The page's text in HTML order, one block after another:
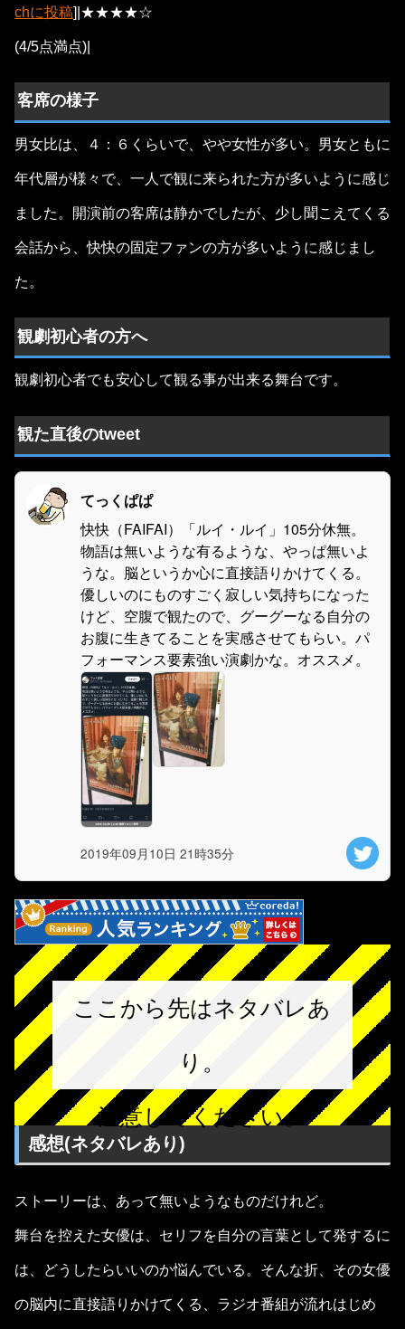
chに投稿]|★★★★☆
(4/5点満点)|
客席の様子
男女比は、４：６くらいで、やや女性が多い。男女ともに
年代層が様々で、一人で観に来られた方が多いように感じ
ました。開演前の客席は静かでしたが、少し聞こえてくる
会話から、快快の固定ファンの方が多いように感じまし
た。
観劇初心者の方へ
観劇初心者でも安心して観る事が出来る舞台です。
観た直後のtweet
てっくぱぱ
快快（FAIFAI）「ルイ・ルイ」105分休無。
物語は無いような有るような、やっぱ無いよ
うな。脳というか心に直接語りかけてくる。
優しいのにものすごく寂しい気持ちになった
けど、空腹で観たので、グーグーなる自分の
お腹に生きてることを実感させてもらい。パ
フォーマンス要素強い演劇かな。オススメ。
2019年09月10日 21時35分
ここから先はネタバレあ
り。
注意してください。
感想(ネタバレあり)
ストーリーは、あって無いようなものだけれど。
舞台を控えた女優は、セリフを自分の言葉として発するに
は、どうしたらいいのか悩んでいる。そんな折、その女優
の脳内に直接語りかけてくる、ラジオ番組が流れはじめ